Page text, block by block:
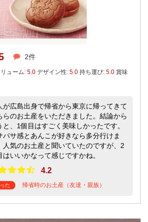
2件
ューム: 5.0 デザイン性: 5.0 持ち運び: 5.0 賞味
が広島出身で帰省から東京に帰ってきて
らのお土産をいただきました。結論から
と、1個目はすごく美味しかったです。
パサ感とあんこが好きなら多分行けま
人気のお土産と聞いていたのですが、2
はいいかなって感じですかね。
4.2
た 帰省時のお土産（友達・親族）